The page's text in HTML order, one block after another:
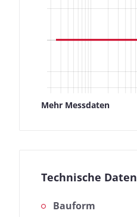
Mehr Messdaten
Technische Daten
Bauform